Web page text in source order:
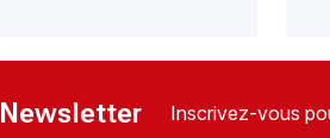
Newsletter Inscrivez-vous